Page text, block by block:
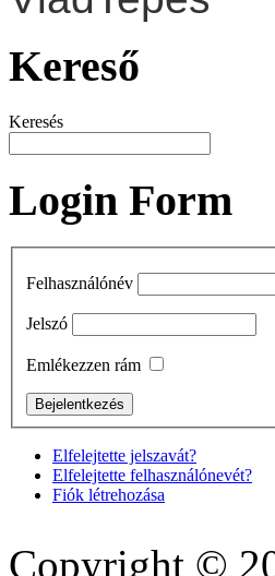
Kereső
Keresés
Login Form
Felhasználónév
Jelszó
Emlékezzen rám
Elfelejtette jelszavát?
Elfelejtette felhasználónevét?
Fiók létrehozása
Copyright ©